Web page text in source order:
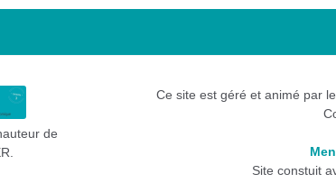
de
Ce site est géré et animé par
Site constuit